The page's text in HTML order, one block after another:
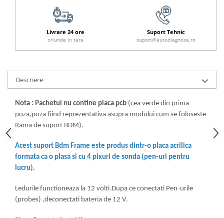
Livrare 24 ore
oriunde in tara
Suport Tehnic
suport@autodiagnoze.ro
Descriere
Nota : Pachetul nu contine placa pcb (cea verde din prima
poza,poza fiind reprezentativa asupra modului cum se foloseste
Rama de suport BDM).
Acest suport Bdm Frame este produs dintr-o placa acrilica
formata ca o plasa si cu 4 pixuri de sonda (pen-uri pentru
lucru).
Ledurile functioneaza la 12 volti.Dupa ce conectati Pen-urile
(probes) ,deconectati bateria de 12 V.